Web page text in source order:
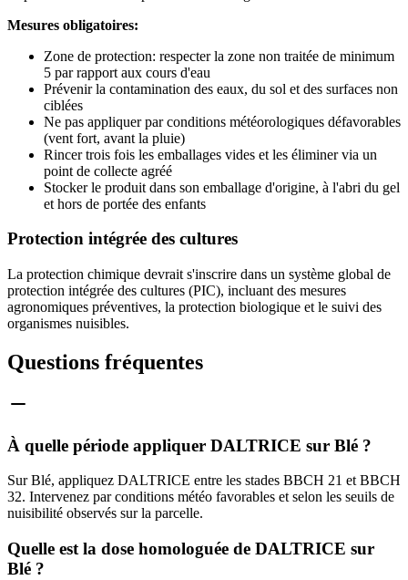
Mesures obligatoires:
Zone de protection: respecter la zone non traitée de minimum
5 par rapport aux cours d'eau
Prévenir la contamination des eaux, du sol et des surfaces non
ciblées
Ne pas appliquer par conditions météorologiques défavorables
(vent fort, avant la pluie)
Rincer trois fois les emballages vides et les éliminer via un
point de collecte agréé
Stocker le produit dans son emballage d'origine, à l'abri du gel
et hors de portée des enfants
Protection intégrée des cultures
La protection chimique devrait s'inscrire dans un système global de
protection intégrée des cultures (PIC), incluant des mesures
agronomiques préventives, la protection biologique et le suivi des
organismes nuisibles.
Questions fréquentes
À quelle période appliquer DALTRICE sur Blé ?
Sur Blé, appliquez DALTRICE entre les stades BBCH 21 et BBCH
32. Intervenez par conditions météo favorables et selon les seuils de
nuisibilité observés sur la parcelle.
Quelle est la dose homologuée de DALTRICE sur
Blé ?